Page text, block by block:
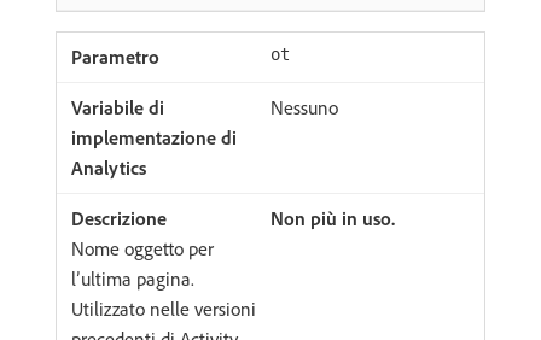
ot
Nessuno
Non più in uso.
Nome oggetto per
l’ultima pagina.
Utilizzato nelle versioni